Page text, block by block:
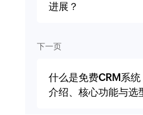
进展？
下一页
什么是免费CRM系
介绍、核心功能与选